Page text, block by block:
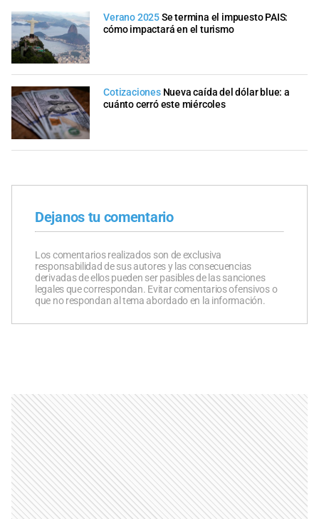
Verano 2025Se termina el impuesto PAIS:
cómo impactará en el turismo
Cotizaciones Nueva caída del dólar blue: a
cuánto cerró este miércoles
Dejanos tu comentario
Los comentarios realizados son de exclusiva
responsabilidad de sus autores y las consecuencias
derivadas de ellos pueden ser pasibles de las sanciones
legales que correspondan. Evitar comentarios ofensivos o
que no respondan al tema abordado en la información.